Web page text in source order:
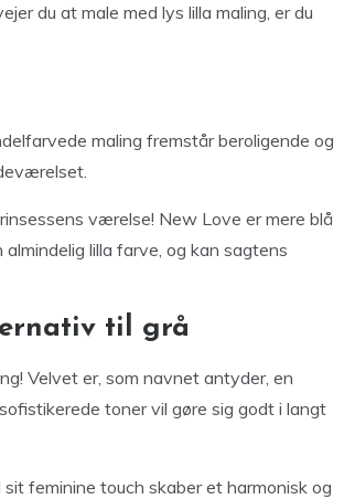
du at male med lys lilla maling, er du
maling fremstår beroligende og
værelse! New Love er mere blå
lilla farve, og kan sagtens
til grå
Velvet er, som navnet antyder, en
toner vil gøre sig godt i langt
feminine touch skaber et harmonisk og